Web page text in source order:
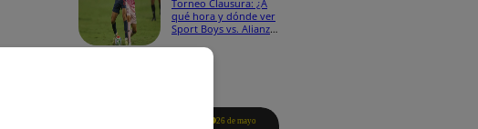
Torneo Clausura: ¿A
qué hora y dónde ver
Sport Boys vs. Alianza
26 de mayo